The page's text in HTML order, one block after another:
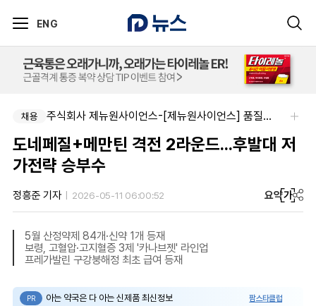
ENG
채용 주식회사 제뉴원사이언스-[제뉴원사이언스] 품질관리약사 모집(경력무관)
도네페질+메만틴 격전 2라운드...후발대 저
가전략 승부수
정흥준 기자 2026-05-11 06:00:52 요약가
5월 산정약제 84개·신약 1개 등재
보령, 고혈압·고지혈증 3제 '카나브젯' 라인업
프레가발린 구강붕해정 최초 급여 등재
PR 아는 약국은 다 아는 신제품 최신정보 팜스타클럽